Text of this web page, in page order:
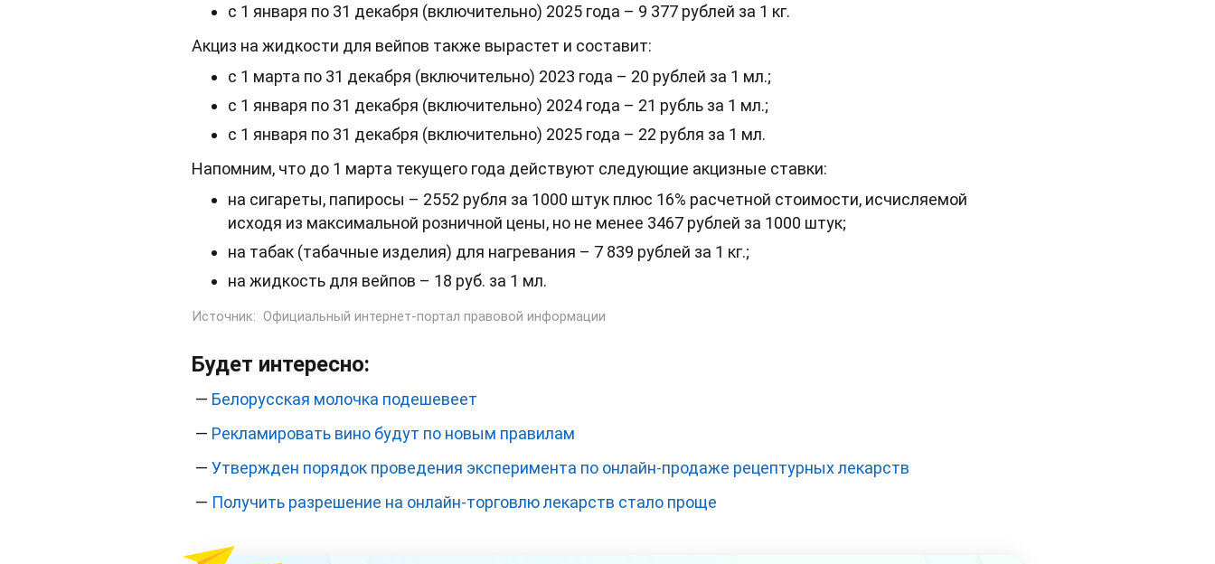
с 1 января по 31 декабря (включительно) 2025 года – 9 377 рублей за 1 кг.
Акциз на жидкости для вейпов также вырастет и составит:
с 1 марта по 31 декабря (включительно) 2023 года – 20 рублей за 1 мл.;
с 1 января по 31 декабря (включительно) 2024 года – 21 рубль за 1 мл.;
с 1 января по 31 декабря (включительно) 2025 года – 22 рубля за 1 мл.
Напомним, что до 1 марта текущего года действуют следующие акцизные ставки:
на сигареты, папиросы – 2552 рубля за 1000 штук плюс 16% расчетной стоимости, исчисляемой
исходя из максимальной розничной цены, но не менее 3467 рублей за 1000 штук;
на табак (табачные изделия) для нагревания – 7 839 рублей за 1 кг.;
на жидкость для вейпов – 18 руб. за 1 мл.
Источник: Официальный интернет-портал правовой информации
Будет интересно:
— Белорусская молочка подешевеет
— Рекламировать вино будут по новым правилам
— Утвержден порядок проведения эксперимента по онлайн-продаже рецептурных лекарств
— Получить разрешение на онлайн-торговлю лекарств стало проще